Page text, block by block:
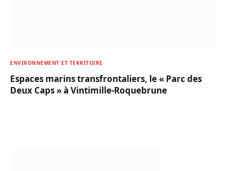
ENVIRONNEMENT ET TERRITOIRE
Espaces marins transfrontaliers, le « Parc des
Deux Caps » à Vintimille-Roquebrune